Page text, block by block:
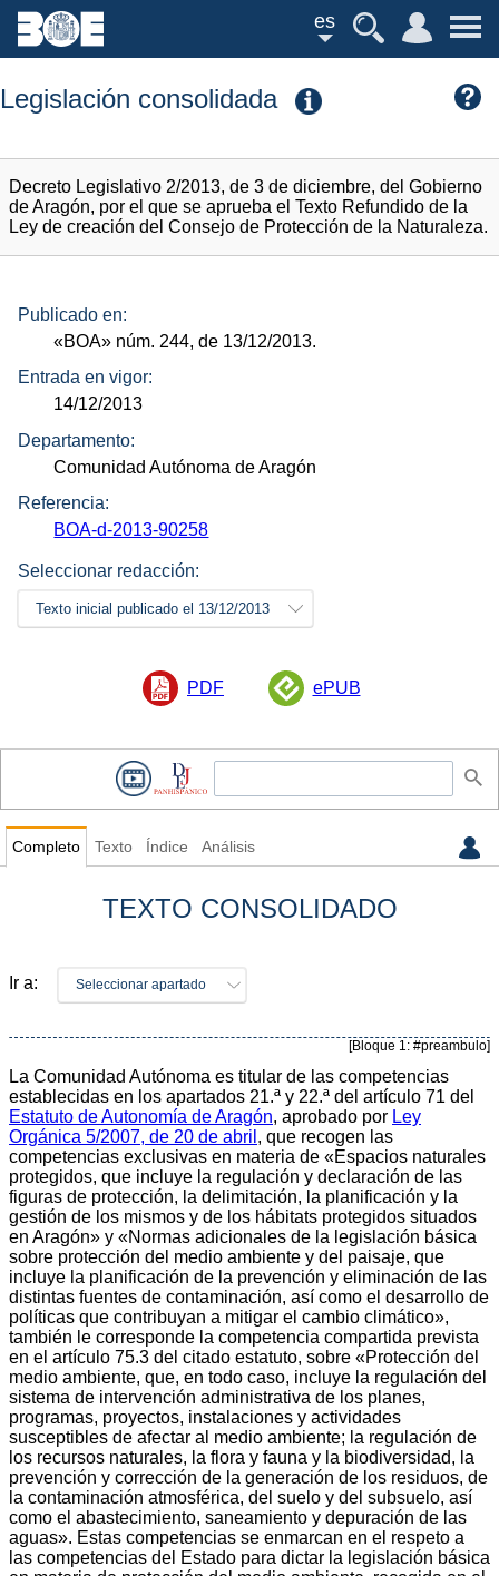
es
Legislación consolidada
Decreto Legislativo 2/2013, de 3 de diciembre, del Gobierno
de Aragón, por el que se aprueba el Texto Refundido de la
Ley de creación del Consejo de Protección de la Naturaleza.
Publicado en:
«BOA» núm. 244, de 13/12/2013.
Entrada en vigor:
14/12/2013
Departamento:
Comunidad Autónoma de Aragón
Referencia:
BOA-d-2013-90258
Seleccionar redacción:
Texto inicial publicado el 13/12/2013
PDF ePUB
Completo Texto Índice Análisis
TEXTO CONSOLIDADO
Ir a: Seleccionar apartado
[Bloque 1: #preambulo]
La Comunidad Autónoma es titular de las competencias
establecidas en los apartados 21.ª y 22.ª del artículo 71 del
Estatuto de Autonomía de Aragón, aprobado por Ley
Orgánica 5/2007, de 20 de abril , que recogen las
competencias exclusivas en materia de «Espacios naturales
protegidos, que incluye la regulación y declaración de las
figuras de protección, la delimitación, la planificación y la
gestión de los mismos y de los hábitats protegidos situados
en Aragón» y «Normas adicionales de la legislación básica
sobre protección del medio ambiente y del paisaje, que
incluye la planificación de la prevención y eliminación de las
distintas fuentes de contaminación, así como el desarrollo de
políticas que contribuyan a mitigar el cambio climático»,
también le corresponde la competencia compartida prevista
en el artículo 75.3 del citado estatuto, sobre «Protección del
medio ambiente, que, en todo caso, incluye la regulación del
sistema de intervención administrativa de los planes,
programas, proyectos, instalaciones y actividades
susceptibles de afectar al medio ambiente; la regulación de
los recursos naturales, la flora y fauna y la biodiversidad, la
prevención y corrección de la generación de los residuos, de
la contaminación atmosférica, del suelo y del subsuelo, así
como el abastecimiento, saneamiento y depuración de las
aguas». Estas competencias se enmarcan en el respeto a
las competencias del Estado para dictar la legislación básica